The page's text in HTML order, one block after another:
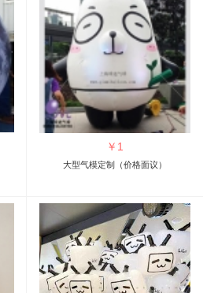
￥ 1
大型气模定制（价格面议）